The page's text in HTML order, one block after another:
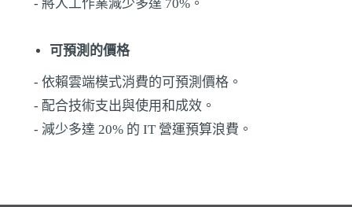
- 將人工作業減少多達 70%。
可預測的價格
- 依賴雲端模式消費的可預測價格。
- 配合技術支出與使用和成效。
- 減少多達 20% 的 IT 營運預算浪費。